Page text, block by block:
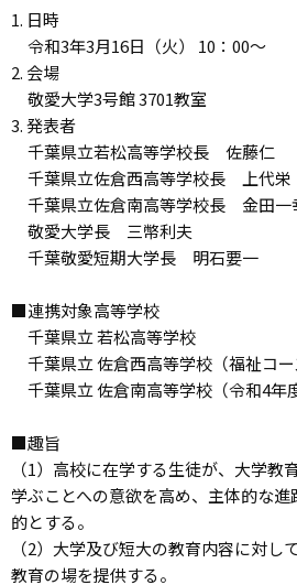
1. 日時
令和3年3月16日（火） 10：00～
2. 会場
敬愛大学3号館 3701教室
3. 発表者
千葉県立若松高等学校長 佐藤仁
千葉県立佐倉西高等学校長 上代栄
千葉県立佐倉南高等学校長 金田一
敬愛大学長 三幣利夫
千葉敬愛短期大学長 明石要一
■連携対象高等学校
千葉県立 若松高等学校
千葉県立 佐倉西高等学校（福祉コー
千葉県立 佐倉南高等学校（令和4年
■趣旨
（1）高校に在学する生徒が、大学教
学ぶことへの意欲を高め、主体的な
的とする。
（2）大学及び短大の教育内容に対し
教育の場を提供する。